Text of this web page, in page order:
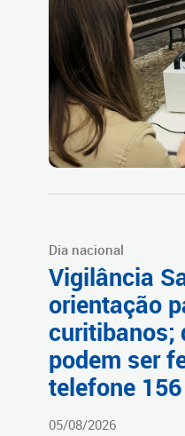
Dia nacional
Vigilância
orientação
curitibanos;
podem ser
telefone 156
05/08/2026